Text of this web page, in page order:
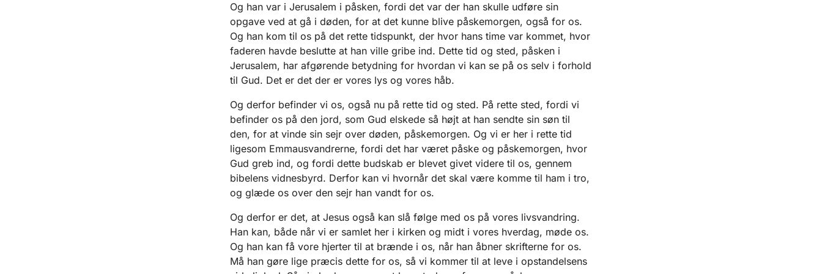
Og han var i Jerusalem i påsken, fordi det var der han skulle udføre sin
opgave ved at gå i døden, for at det kunne blive påskemorgen, også for os.
Og han kom til os på det rette tidspunkt, der hvor hans time var kommet, hvor
faderen havde beslutte at han ville gribe ind. Dette tid og sted, påsken i
Jerusalem, har afgørende betydning for hvordan vi kan se på os selv i forhold
til Gud. Det er det der er vores lys og vores håb.
Og derfor befinder vi os, også nu på rette tid og sted. På rette sted, fordi vi
befinder os på den jord, som Gud elskede så højt at han sendte sin søn til
den, for at vinde sin sejr over døden, påskemorgen. Og vi er her i rette tid
ligesom Emmausvandrerne, fordi det har været påske og påskemorgen, hvor
Gud greb ind, og fordi dette budskab er blevet givet videre til os, gennem
bibelens vidnesbyrd. Derfor kan vi hvornår det skal være komme til ham i tro,
og glæde os over den sejr han vandt for os.
Og derfor er det, at Jesus også kan slå følge med os på vores livsvandring.
Han kan, både når vi er samlet her i kirken og midt i vores hverdag, møde os.
Og han kan få vore hjerter til at brænde i os, når han åbner skrifterne for os.
Må han gøre lige præcis dette for os, så vi kommer til at leve i opstandelsens